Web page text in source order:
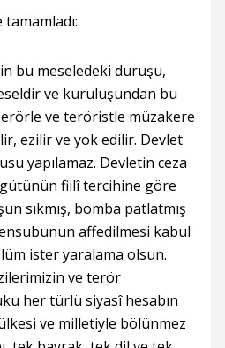
bu meseledeki duruşu,
ve kuruluşundan bu
ve teröristle müzakere
ezilir ve yok edilir. Devlet
yapılamaz. Devletin ceza
fiilî tercihine göre
sıkmış, bomba patlatmış
affedilmesi kabul
ister yaralama olsun.
ve terör
her türlü siyasî hesabın
ve milletiyle bölünmez